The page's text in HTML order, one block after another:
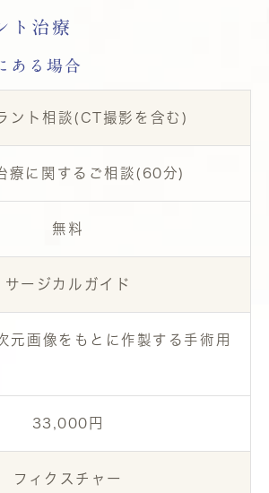
ト治療
ある場合
ント相談(CT撮影を含む)
療に関するご相談(60分)
無料
サージカルガイド
元画像をもとに作製する手術用
33,000円
フィクスチャー